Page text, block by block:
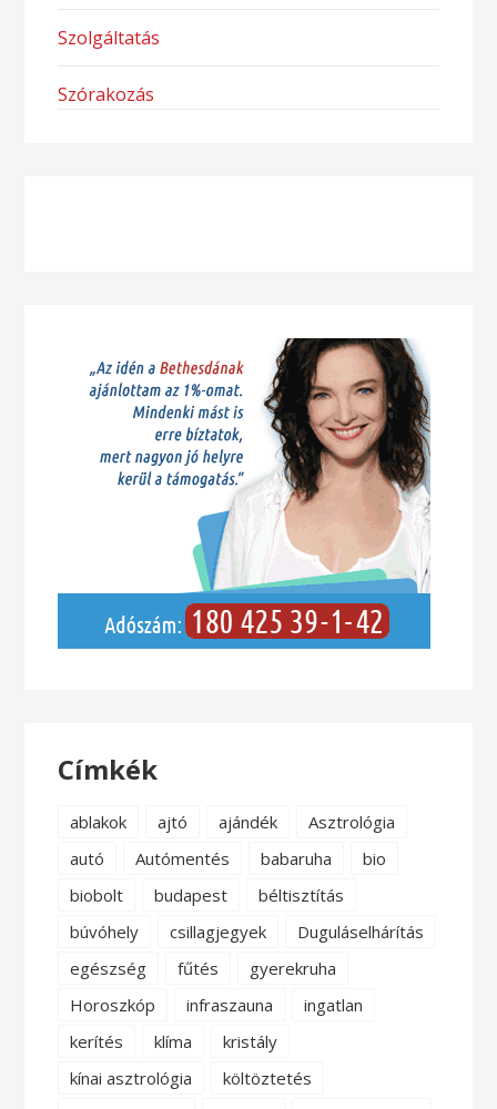
Szolgáltatás
Szórakozás
Címkék
ablakok ajtó ajándék
Asztrológia
autó
Autómentés babaruha
bio
biobolt
budapest
béltisztítás
búvóhely
csillagjegyek
Duguláselhárítás
egészség
fűtés
gyerekruha
Horoszkóp
infraszauna
ingatlan
kerítés
klíma
kristály
kínai asztrológia
költöztetés